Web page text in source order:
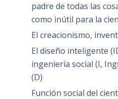
padre de todas las
como inútil para la
El creacionismo,
El diseño inteligente
ingeniería social (I,
(D)
Función social del